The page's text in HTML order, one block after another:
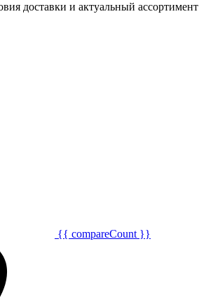
доставки и актуальный ассортимент
{{ compareCount }}